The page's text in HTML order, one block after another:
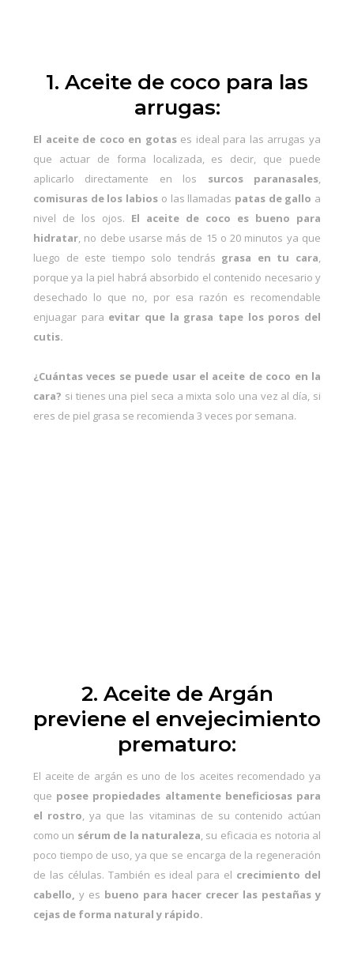
1. Aceite de coco para las
arrugas:
El aceite de coco en gotas es ideal para las arrugas ya
que actuar de forma localizada, es decir, que puede
aplicarlo directamente en los surcos paranasales,
comisuras de los labios o las llamadas patas de gallo a
nivel de los ojos. El aceite de coco es bueno para
hidratar, no debe usarse más de 15 o 20 minutos ya que
luego de este tiempo solo tendrás grasa en tu cara,
porque ya la piel habrá absorbido el contenido necesario y
desechado lo que no, por esa razón es recomendable
enjuagar para evitar que la grasa tape los poros del
cutis.
¿Cuántas veces se puede usar el aceite de coco en la
cara? si tienes una piel seca a mixta solo una vez al día, si
eres de piel grasa se recomienda 3 veces por semana.
2. Aceite de Argán
previene el envejecimiento
prematuro:
El aceite de argán es uno de los aceites recomendado ya
que posee propiedades altamente beneficiosas para
el rostro, ya que las vitaminas de su contenido actúan
como un sérum de la naturaleza, su eficacia es notoria al
poco tiempo de uso, ya que se encarga de la regeneración
de las células. También es ideal para el crecimiento del
cabello, y es bueno para hacer crecer las pestañas y
cejas de forma natural y rápido.